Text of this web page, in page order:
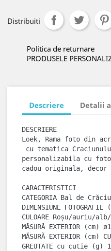
Distribuiti
Politica de returnare
PRODUSELE
Descriere Detalii
DESCRIERE
Loek, Rama foto din
cu tematica
personalizabila cu
CARACTERISTICI
CATEGORIA Bal de
DIMENSIUNE
CULOARE Roșu/auriu/
MĂSURĂ EXTERIOR (cm)
MĂSURĂ EXTERIOR (cm)
GREUTATE cu cutie (g)